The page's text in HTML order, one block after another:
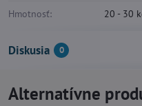
Hmotnosť: 20 - 30
Diskusia 0
Alternatívne